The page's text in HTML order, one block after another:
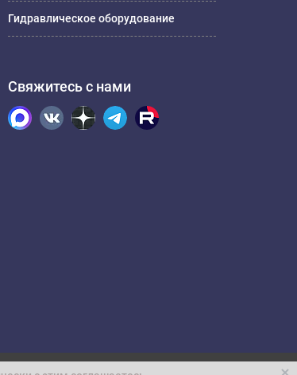
Гидравлическое оборудование
Свяжитесь с нами